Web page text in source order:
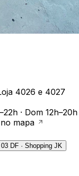
4026 e 4027
· Dom 12h–20h
mapa
03 DF · Shopping JK